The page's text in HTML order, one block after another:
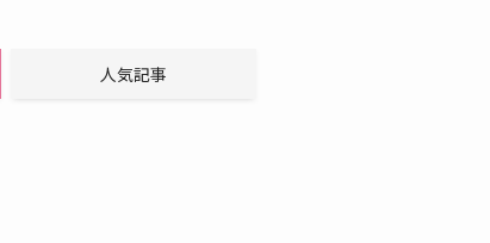
人気記事